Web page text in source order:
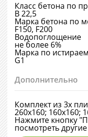
Класс бетона по
В 22,5
Марка бетона по
F150, F200
Водопоглощение
не более 6%
Марка по
G1
Дополнительно
Комплект из 3х
260х160; 160х160;
Нажмите кнопку
посмотреть